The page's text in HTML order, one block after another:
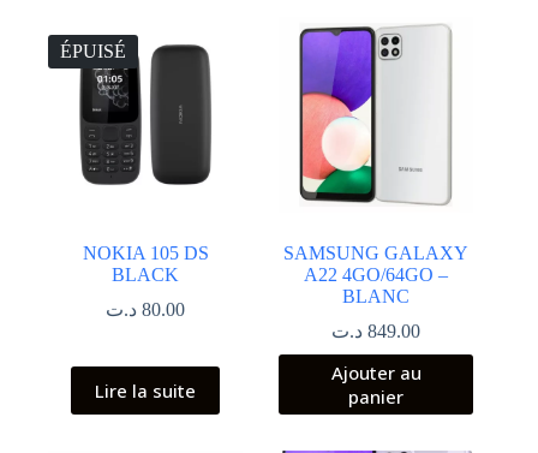
ÉPUISÉ
NOKIA 105 DS
BLACK
80.00 د.ت
Lire la suite
SAMSUNG GALAXY
A22 4GO/64GO –
BLANC
849.00 د.ت
Ajouter au
panier